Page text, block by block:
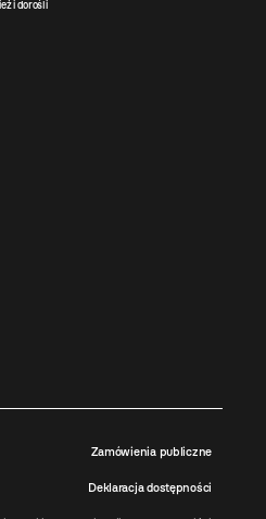
i dorośli
Zamówienia publiczne
Deklaracja dostępności